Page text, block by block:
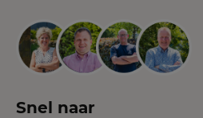
Snel naar